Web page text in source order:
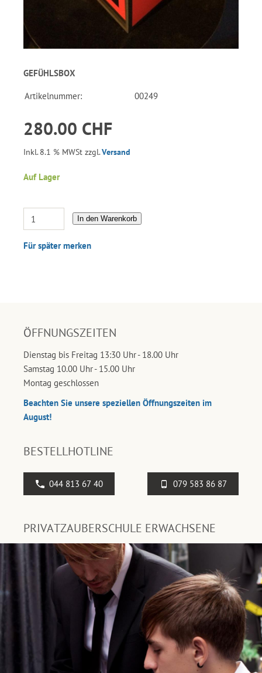
GEFÜHLSBOX
Artikelnummer: 00249
280.00 CHF
Inkl. 8.1 % MWSt zzgl.Versand
Auf Lager
In den Warenkorb
Für später merken
ÖFFNUNGSZEITEN
Dienstag bis Freitag 13:30 Uhr - 18.00 Uhr
Samstag 10.00 Uhr - 15.00 Uhr
Montag geschlossen
Beachten Sie unsere speziellen Öffnungszeiten im
August!
BESTELLHOTLINE
044 813 67 40 079 583 86 87
PRIVATZAUBERSCHULE ERWACHSENE